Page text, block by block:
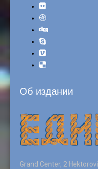
Об издании
Grand Center, 2